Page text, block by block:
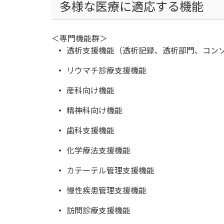
多様な医療に適応する機能
＜専門機能群＞
透析支援機能（透析記録、透析部門、コン
リウマチ診療支援機能
産科向け機能
精神科向け機能
歯科支援機能
化学療法支援機能
カテーテル管理支援機能
慢性疾患管理支援機能
訪問診療支援機能